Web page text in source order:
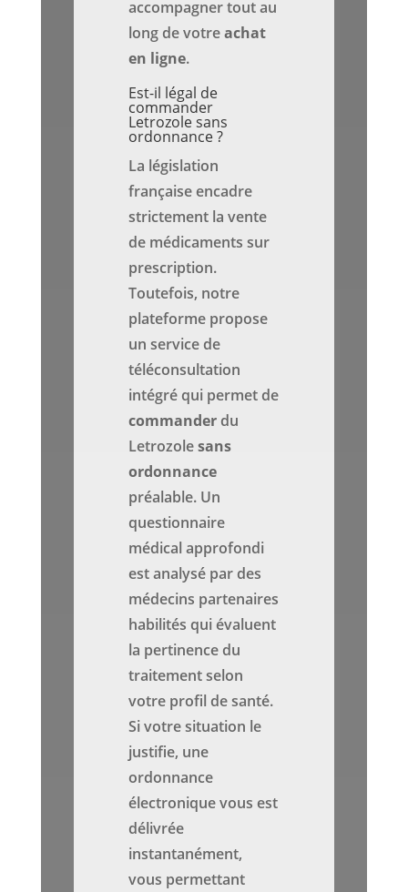
accompagner tout au
long de votreachat
en ligne.
Est-il légal de
commander
Letrozole sans
ordonnance ?
La législation
française encadre
strictement la vente
de médicaments sur
prescription.
Toutefois, notre
plateforme propose
un service de
téléconsultation
intégré qui permet de
commanderdu
Letrozolesans
ordonnance
préalable. Un
questionnaire
médical approfondi
est analysé par des
médecins partenaires
habilités qui évaluent
la pertinence du
traitement selon
votre profil de santé.
Si votre situation le
justifie, une
ordonnance
électronique vous est
délivrée
instantanément,
vous permettant